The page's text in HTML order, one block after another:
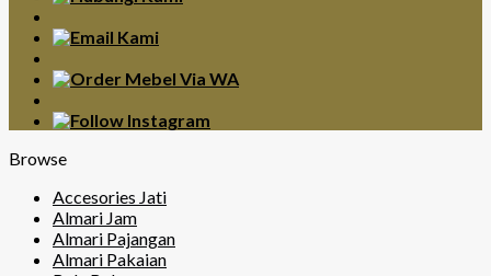
Browse
Accesories Jati
Almari Jam
Almari Pajangan
Almari Pakaian